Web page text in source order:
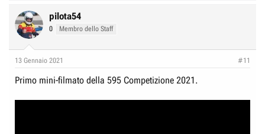
c
t
i
s
pilota54
0 Membro dello Staff
13 Gennaio 2021 #11
Primo mini-filmato della 595 Competizione 2021.